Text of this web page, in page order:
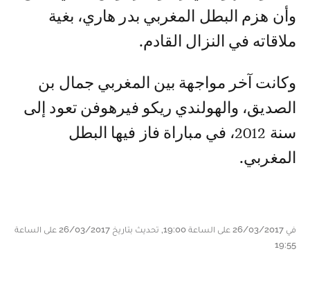
وأن هزم البطل المغربي بدر هاري، بغية
ملاقاته في النزال القادم.
وكانت آخر مواجهة بين المغربي جمال بن
الصديق، والهولندي ريكو فيرهوفن تعود إلى
سنة 2012، في مباراة فاز فيها البطل
المغربي.
في 26/03/2017 على الساعة 19:00, تحديث بتاريخ 26/03/2017 على الساعة
19:55